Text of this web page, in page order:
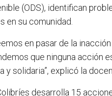
(ODS), identifican
en su comunidad.
en pasar de la
que ninguna acción
y solidaria”, explicó la
desarrolla 15